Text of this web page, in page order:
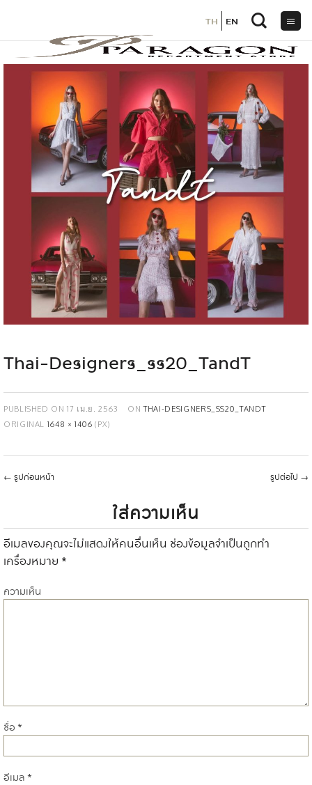
Thai-Designers_ss20_TandT
PUBLISHED ON17 เม.ย. 2563 ONTHAI-DESIGNERS_SS20_TANDT
ORIGINAL 1648 × 1406 (PX)
← รูปก่อนหน้า รูปต่อไป →
ใส่ความเห็น
อีเมลของคุณจะไม่แสดงให้คนอื่นเห็น ช่องข้อมูลจำเป็นถูกทำ
เครื่องหมาย *
ความเห็น
ชื่อ *
อีเมล *
TH EN
TH EN